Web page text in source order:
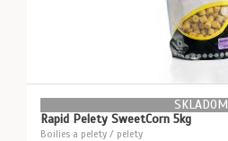
SKLADOM
Rapid Pelety SweetCorn 5kg
Boilies a pelety / pelety